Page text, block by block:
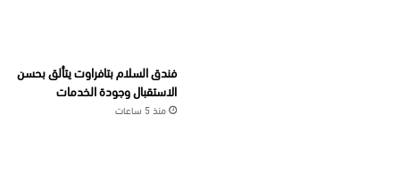
فندق السلام بتافراوت يتألق بحسن
الاستقبال وجودة الخدمات
منذ 5 ساعات